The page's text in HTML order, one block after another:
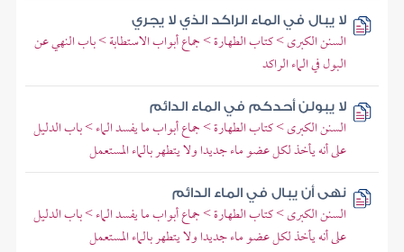
لا يبال في الماء الراكد الذي لا يجري
السنن الكبرى > كتاب الطهارة > جماع أبواب الاستطابة > باب النهي عن
البول في الماء الراكد
لا يبولن أحدكم في الماء الدائم
السنن الكبرى > كتاب الطهارة > جماع أبواب ما يفسد الماء > باب الدليل
على أنه يأخذ لكل عضو ماء جديدا ولا يتطهر بالماء المستعمل
نهى أن يبال في الماء الدائم
السنن الكبرى > كتاب الطهارة > جماع أبواب ما يفسد الماء > باب الدليل
على أنه يأخذ لكل عضو ماء جديدا ولا يتطهر بالماء المستعمل